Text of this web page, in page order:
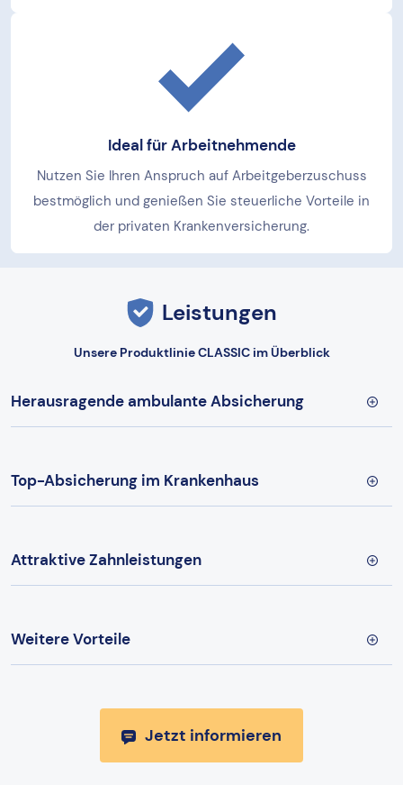
Ideal für Arbeitnehmende
Nutzen Sie Ihren Anspruch auf Arbeitgeberzuschuss
bestmöglich und genießen Sie steuerliche Vorteile in
der privaten Krankenversicherung.
Leistungen
Unsere Produktlinie CLASSIC im Überblick
Herausragende ambulante Absicherung
Top-Absicherung im Krankenhaus
Attraktive Zahnleistungen
Weitere Vorteile
Jetzt informieren